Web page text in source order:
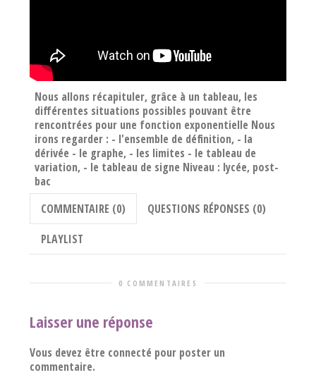
Nous allons récapituler, grâce à un tableau, les
différentes situations possibles pouvant être
rencontrées pour une fonction exponentielle Nous
irons regarder : - l'ensemble de définition, - la
dérivée - le graphe, - les limites - le tableau de
variation, - le tableau de signe Niveau : lycée, post-
bac
COMMENTAIRE (0)
QUESTIONS RÉPONSES (0)
PLAYLIST
0 COMMENTAIRES
Laisser une réponse
Vous devez être connecté pour poster un
commentaire.